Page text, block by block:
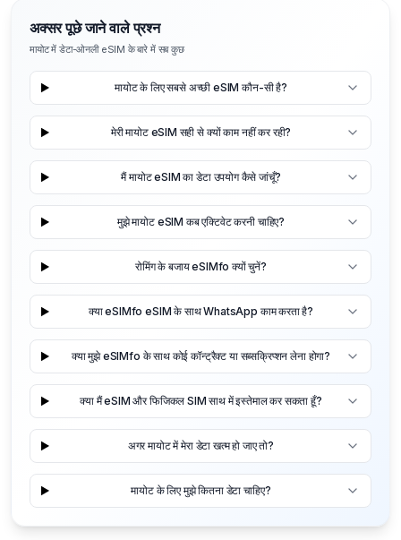
अक्सर पूछे जाने वाले प्रश्न
मायोट में डेटा-ओनली eSIM के बारे में सब कुछ
मायोट के लिए सबसे अच्छी eSIM कौन-सी है?
मेरी मायोट eSIM सही से क्यों काम नहीं कर रही?
मैं मायोट eSIM का डेटा उपयोग कैसे जांचूँ?
मुझे मायोट eSIM कब एक्टिवेट करनी चाहिए?
रोमिंग के बजाय eSIMfo क्यों चुनें?
क्या eSIMfo eSIM के साथ WhatsApp काम करता है?
क्या मुझे eSIMfo के साथ कोई कॉन्ट्रैक्ट या सब्सक्रिप्शन लेना होगा?
क्या मैं eSIM और फिजिकल SIM साथ में इस्तेमाल कर सकता हूँ?
अगर मायोट में मेरा डेटा खत्म हो जाए तो?
मायोट के लिए मुझे कितना डेटा चाहिए?